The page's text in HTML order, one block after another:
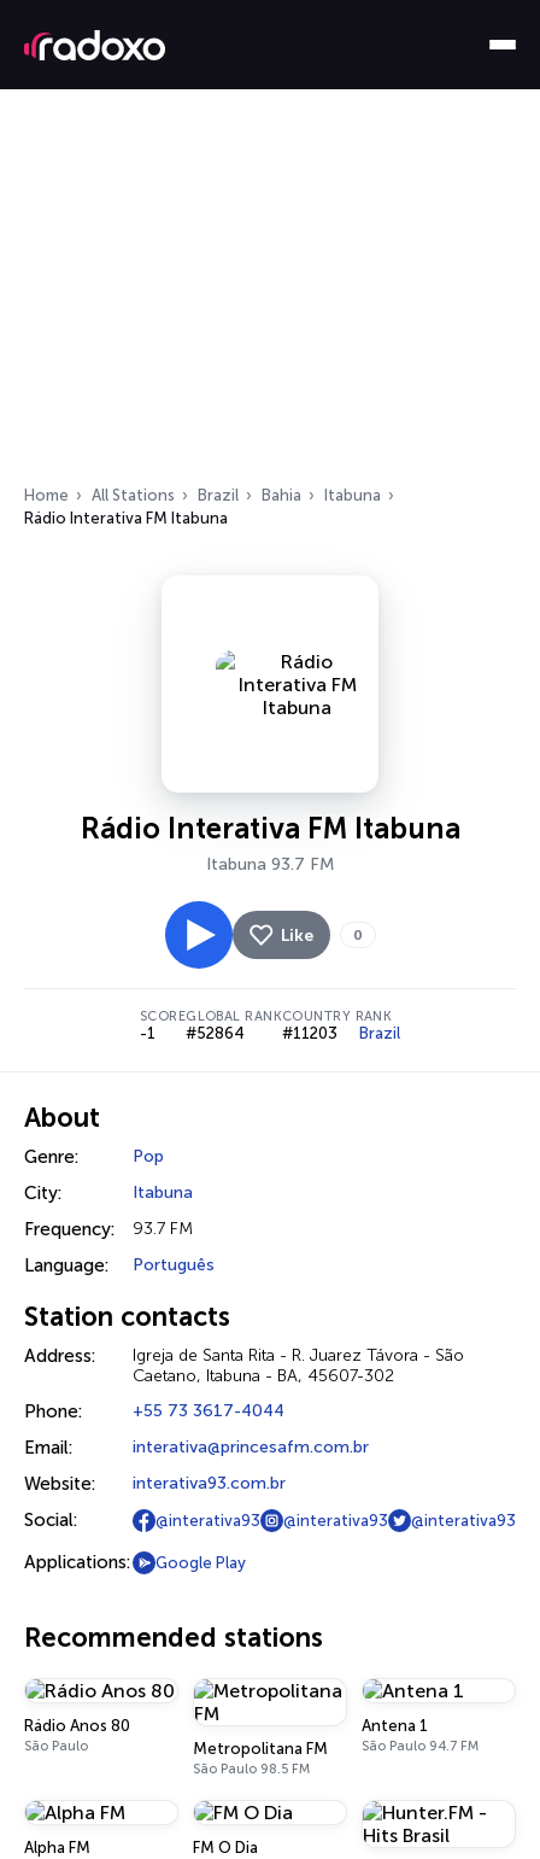
Home All Stations Brazil Bahia
Itabuna
Rádio Interativa FM Itabuna
Rádio Interativa FM Itabuna
Itabuna 93.7 FM
Like 0
SCORE
-1
GLOBAL RANK
#52864
COUNTRY RANK
#11203 Brazil
About
Genre: Pop
City: Itabuna
Frequency: 93.7 FM
Language: Português
Station contacts
Address:
Igreja de Santa Rita - R. Juarez Távora - São
Caetano, Itabuna - BA, 45607-302
Phone: +55 73 3617-4044
Email: interativa@princesafm.com.br
Website: interativa93.com.br
Social: @interativa93 @interativa93 @interativa93
Applications: Google Play
Recommended stations
Rádio Anos 80
São Paulo Metropolitana FM
São Paulo 98.5 FM
Antena 1
São Paulo 94.7 FM
Alpha FM FM O Dia